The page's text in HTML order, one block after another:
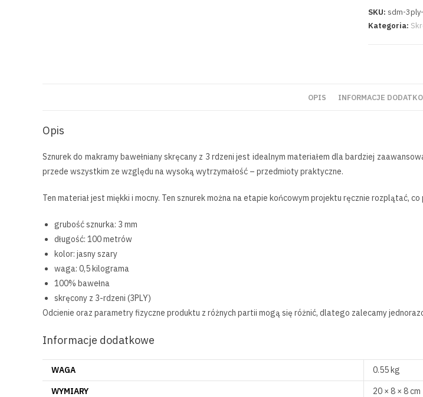
SKU: sdm-
Kategoria:
OPIS INFORMACJE
Opis
Sznurek do makramy bawełniany skręcany z 3 rdzeni jest idealnym materiałem dla bardziej
przede wszystkim ze względu na wysoką wytrzymałość – przedmioty praktyczne.
Ten materiał jest miękki i mocny. Ten sznurek można na etapie końcowym projektu ręcznie rozplątać,
grubość sznurka: 3 mm
długość: 100 metrów
kolor: jasny szary
waga: 0,5 kilograma
100% bawełna
skręcony z 3-rdzeni (3PLY)
Odcienie oraz parametry fizyczne produktu z różnych partii mogą się różnić, dlatego zalecamy
Informacje dodatkowe
WAGA
0.55 kg
WYMIARY
20 × 8 × 8 cm